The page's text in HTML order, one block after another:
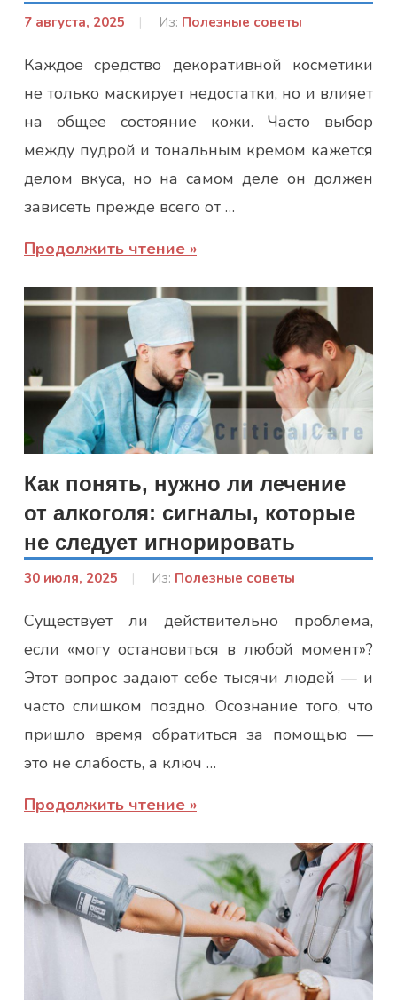
7 августа, 2025
От:
Марина
Из: Полезные советы
Каждое средство декоративной косметики
не только маскирует недостатки, но и влияет
на общее состояние кожи. Часто выбор
между пудрой и тональным кремом кажется
делом вкуса, но на самом деле он должен
зависеть прежде всего от …
Продолжить чтение
Как понять, нужно ли лечение
от алкоголя: сигналы, которые
не следует игнорировать
30 июля, 2025
От:
Марина
Из: Полезные советы
Существует ли действительно проблема,
если «могу остановиться в любой момент»?
Этот вопрос задают себе тысячи людей — и
часто слишком поздно. Осознание того, что
пришло время обратиться за помощью —
это не слабость, а ключ …
Продолжить чтение